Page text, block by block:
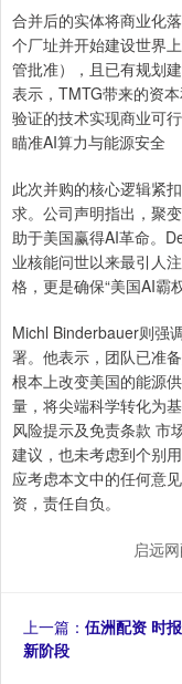
合并后的实体将商业化
个厂址并开始建设世界
管批准），且已有规划
表示，TMTG带来的资
验证的技术实现商业可行
瞄准AI算力与能源安全
此次并购的核心逻辑紧
求。公司声明指出，聚
助于美国赢得AI革命。
业核能问世以来最引人
格，更是确保“美国AI霸
Michl Binderbauer则强
署。他表示，团队已准
根本上改变美国的能源
量，将尖端科学转化为
风险提示及免责条款 市
建议，也未考虑到个别
应考虑本文中的任何意
资，责任自负。
启远
上一篇： 伍洲配资 时
新阶段